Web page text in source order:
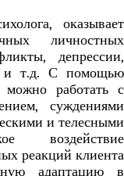
оказывает
личностных
депрессии,
и т.д. С помощью
можно работать с
суждениями
и телесными
воздействие
реакций клиента
адаптацию в